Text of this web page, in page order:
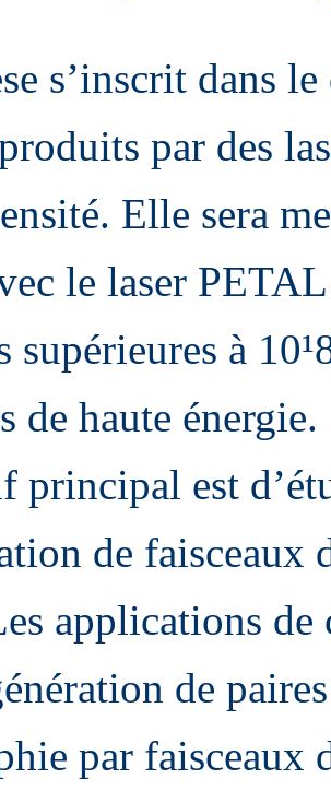
s’inscrit dans
par des
Elle sera
le laser
supérieures à
de haute énergie.
principal est
de faisceaux
applications de
de
par faisceaux